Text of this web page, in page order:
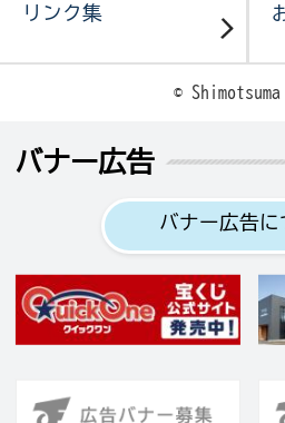
リンク集
©
バナー広告
バナー広告に